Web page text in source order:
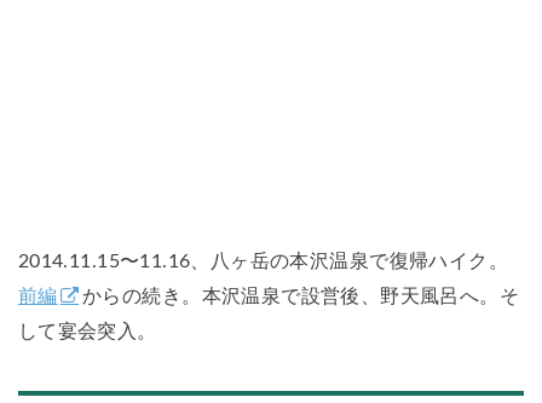
2014.11.15〜11.16、八ヶ岳の本沢温泉で復帰ハイク。
前編
からの続き。本沢温泉で設営後、野天風呂へ。そ
して宴会突入。